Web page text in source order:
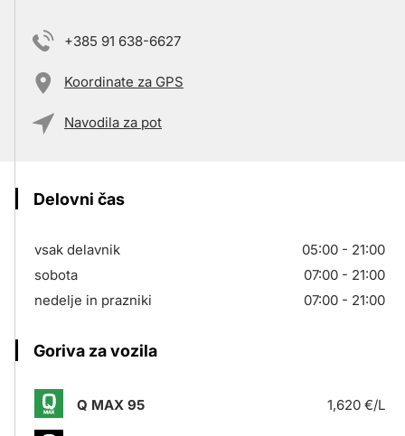
+385 91 638-6627
Koordinate za GPS
Navodila za pot
Delovni čas
vsak delavnik
05:00 - 21:00
sobota
07:00 - 21:00
nedelje in prazniki
07:00 - 21:00
Goriva za vozila
Q MAX 95 1,620 €/L